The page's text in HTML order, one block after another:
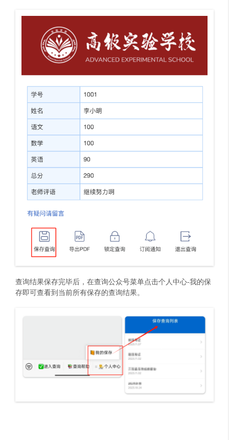
查询结果保存完毕后，在查询公众号菜单点击个人中心-我的保
存即可查看到当前所有保存的查询结果。